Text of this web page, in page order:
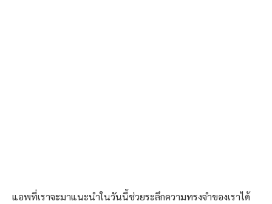
แอพที่เราจะมาแนะนำในวันนี้ช่วยระลึกความทรงจำของเราได้